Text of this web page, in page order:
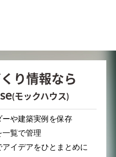
り情報なら
(モックハウス)
や建築実例を保存
一覧で管理
アイデアをひとまとめに